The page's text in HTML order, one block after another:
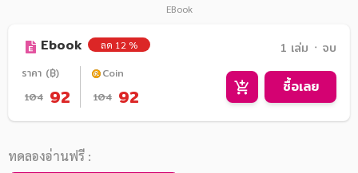
EBook
Ebook ลด 12 % 1 เล่ม ᛫ จบ
ราคา (฿)
104 92
Coin
104 92 ซื้อเลย
ทดลองอ่านฟรี :